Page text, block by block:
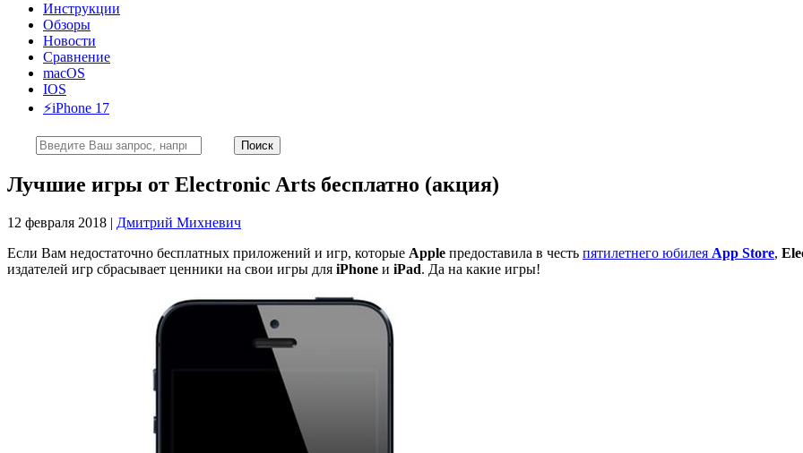
Инструкции
Обзоры
Новости
Сравнение
macOS
IOS
⚡️iPhone 17
Лучшие игры от Electronic Arts бесплатно (акция)
12 февраля 2018 | Дмитрий Михневич
Если Вам недостаточно бесплатных приложений и игр, которые Apple предоставила в честь пятилетнего юбилея App Store,
издателей игр сбрасывает ценники на свои игры для iPhone и iPad. Да на какие игры!